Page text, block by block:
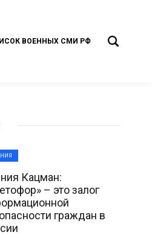
ВОЕННЫХ СМИ РФ
Кацман:
– это залог
граждан в